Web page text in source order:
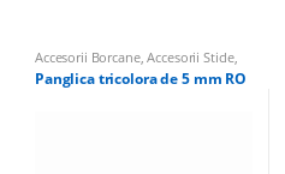
Accesorii Borcane,Accesorii Sticle
Panglici, Hartie de Matase, Panza de
Iuta pentru nunta
Panglica tricolora de 5 mm RO